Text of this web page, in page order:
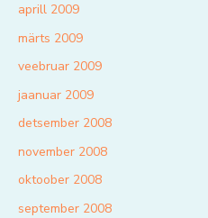
aprill 2009
märts 2009
veebruar 2009
jaanuar 2009
detsember 2008
november 2008
oktoober 2008
september 2008